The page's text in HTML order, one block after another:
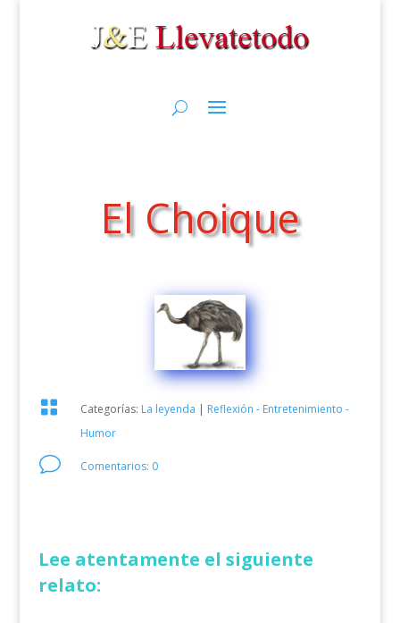
El Choique
 Categorías: La leyenda | Reflexión - Entretenimiento -
Humor
v Comentarios: 0
Lee atentamente el siguiente
relato: